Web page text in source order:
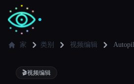
✍️写作者
家 类别 视频编辑
🎬视频编辑